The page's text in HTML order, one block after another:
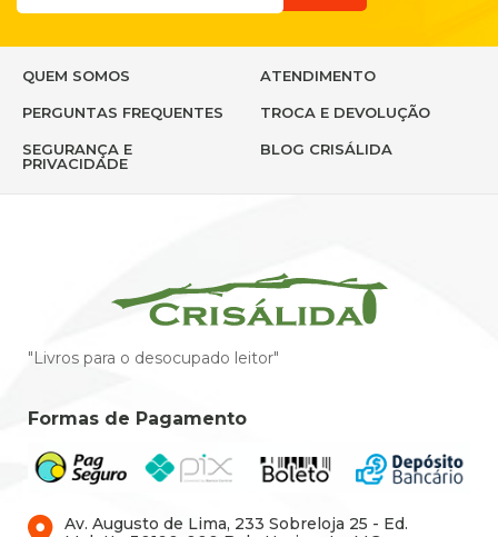
QUEM SOMOS ATENDIMENTO
PERGUNTAS FREQUENTES TROCA E DEVOLUÇÃO
SEGURANÇA E
PRIVACIDADE
BLOG CRISÁLIDA
"Livros para o desocupado leitor"
Formas de Pagamento
Av. Augusto de Lima, 233 Sobreloja 25 - Ed.